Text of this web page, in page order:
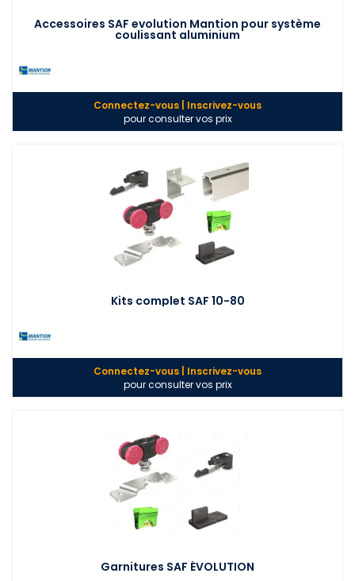
Accessoires SAF evolution Mantion pour système
coulissant aluminium
Connectez-vous | Inscrivez-vous
pour consulter vos prix
Kits complet SAF 10-80
Connectez-vous | Inscrivez-vous
pour consulter vos prix
Garnitures SAF ÉVOLUTION